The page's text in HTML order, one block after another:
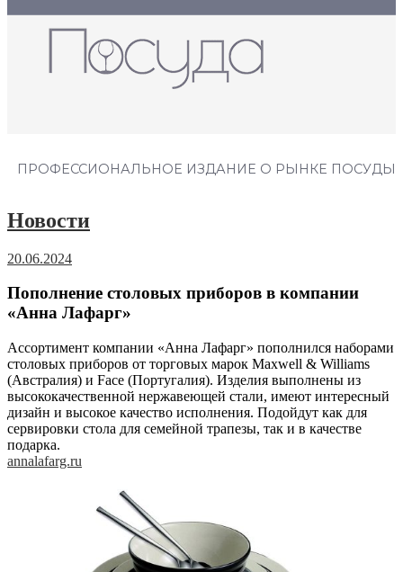
ПРОФЕССИОНАЛЬНОЕ ИЗДАНИЕ О РЫНКЕ ПОСУДЫ
Новости
20.06.2024
Пополнение столовых приборов в компании
«Анна Лафарг»
Ассортимент компании «Анна Лафарг» пополнился наборами
столовых приборов от торговых марок Maxwell & Williams
(Австралия) и Face (Португалия). Изделия выполнены из
высококачественной нержавеющей стали, имеют интересный
дизайн и высокое качество исполнения. Подойдут как для
сервировки стола для семейной трапезы, так и в качестве
подарка.
annalafarg.ru